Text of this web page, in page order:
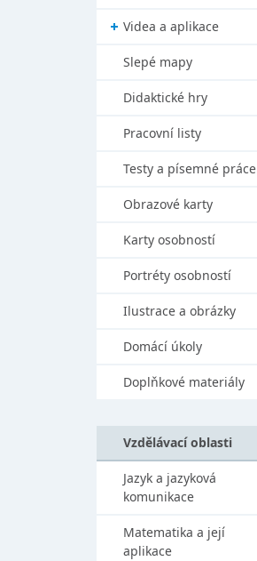
Videa a aplikace
Slepé mapy
Didaktické hry
Pracovní listy
Testy a písemné práce
Obrazové karty
Karty osobností
Portréty osobností
Ilustrace a obrázky
Domácí úkoly
Doplňkové materiály
Vzdělávací oblasti
Jazyk a jazyková
komunikace
Matematika a její
aplikace